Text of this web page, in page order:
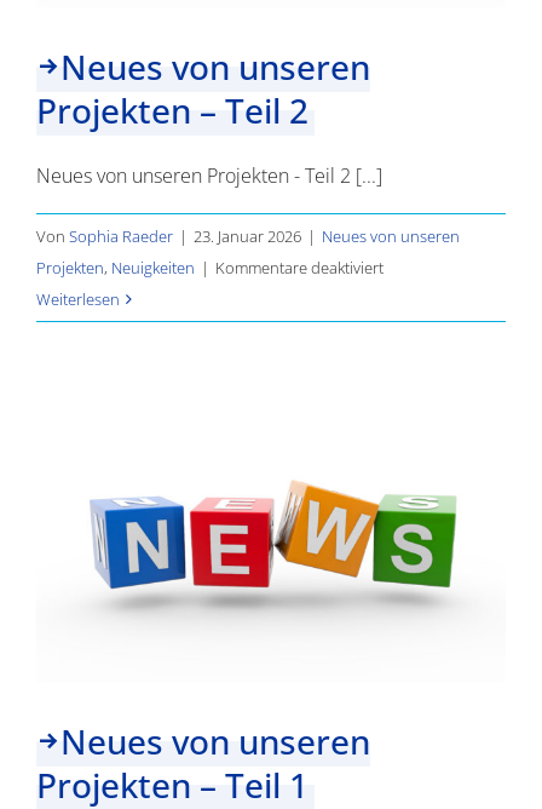
Neues von unseren
Projekten – Teil 2
Neues von unseren Projekten - Teil 2 [...]
Von Sophia Raeder | 23. Januar 2026 | Neues von unseren
Projekten, Neuigkeiten | Kommentare deaktiviertfür
von
Weiterlesen
Neues von unseren
Projekten – Teil 1